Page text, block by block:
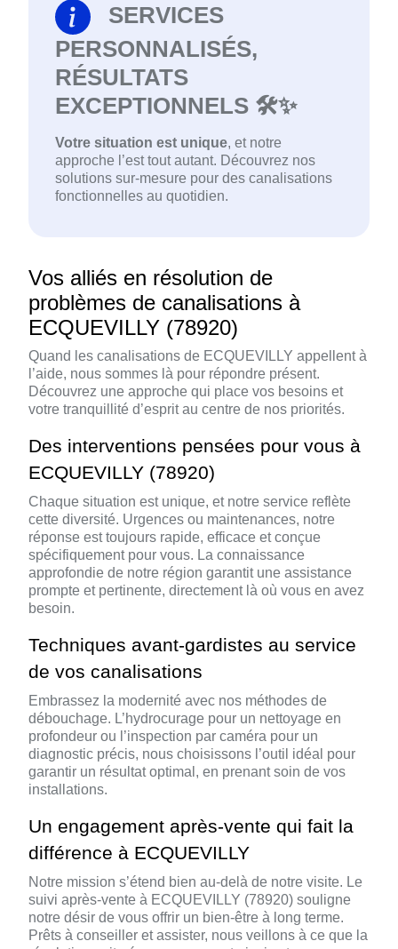
SERVICES
PERSONNALISÉS,
RÉSULTATS
EXCEPTIONNELS 🛠️✨
Votre situation est unique, et notre
approche l’est tout autant. Découvrez nos
solutions sur-mesure pour des canalisations
fonctionnelles au quotidien.
Vos alliés en résolution de
problèmes de canalisations à
ECQUEVILLY (78920)
Quand les canalisations de ECQUEVILLY appellent à
l’aide, nous sommes là pour répondre présent.
Découvrez une approche qui place vos besoins et
votre tranquillité d’esprit au centre de nos priorités.
Des interventions pensées pour vous à
ECQUEVILLY (78920)
Chaque situation est unique, et notre service reflète
cette diversité. Urgences ou maintenances, notre
réponse est toujours rapide, efficace et conçue
spécifiquement pour vous. La connaissance
approfondie de notre région garantit une assistance
prompte et pertinente, directement là où vous en avez
besoin.
Techniques avant-gardistes au service
de vos canalisations
Embrassez la modernité avec nos méthodes de
débouchage. L’hydrocurage pour un nettoyage en
profondeur ou l’inspection par caméra pour un
diagnostic précis, nous choisissons l’outil idéal pour
garantir un résultat optimal, en prenant soin de vos
installations.
Un engagement après-vente qui fait la
différence à ECQUEVILLY
Notre mission s’étend bien au-delà de notre visite. Le
suivi après-vente à ECQUEVILLY (78920) souligne
notre désir de vous offrir un bien-être à long terme.
Prêts à conseiller et assister, nous veillons à ce que la